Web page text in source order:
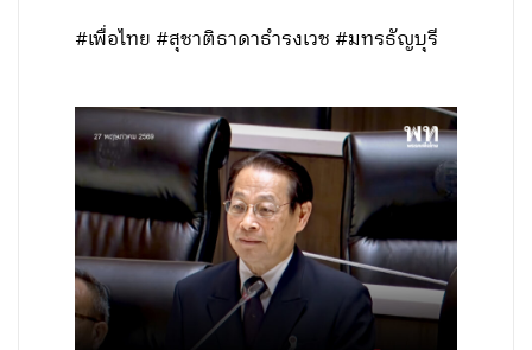
#เพื่อไทย #สุชาติธาดาธำรงเวช #มทรธัญบุรี